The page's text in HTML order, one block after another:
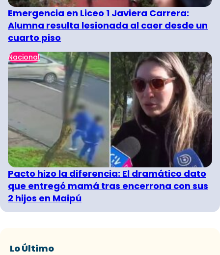
Emergencia en Liceo 1 Javiera Carrera:
Alumna resulta lesionada al caer desde un
cuarto piso
Nacional
Pacto hizo la diferencia: El dramático dato
que entregó mamá tras encerrona con sus
2 hijos en Maipú
Lo Último